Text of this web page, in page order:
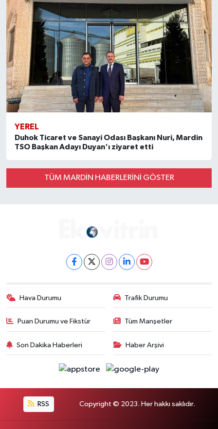
YEREL
Duhok Ticaret ve Sanayi Odası Başkanı Nuri, Mardin
TSO Başkan Adayı Duyan'ı ziyaret etti
TÜM MARDİN HABERLERINI GÖSTER
Hava Durumu Trafik Durumu
Puan Durumu ve Fikstür Tüm Manşetler
Son Dakika Haberleri Haber Arşivi
RSS Copyright © 2023. Her hakkı saklıdır.